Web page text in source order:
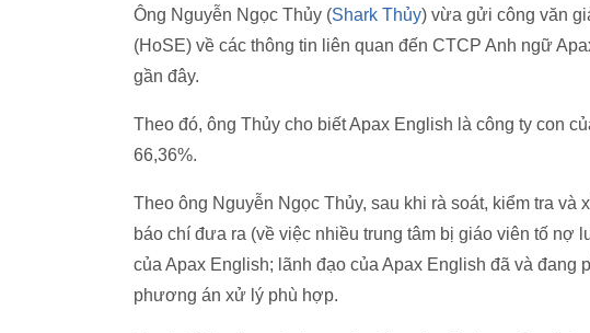
Ông Nguyễn Ngọc Thủy (Shark Thủy) vừa gửi công văn
(HoSE) về các thông tin liên quan đến CTCP Anh ngữ
gần đây.
Theo đó, ông Thủy cho biết Apax English là công ty con
66,36%.
Theo ông Nguyễn Ngọc Thủy, sau khi rà soát, kiểm tra
báo chí đưa ra (về việc nhiều trung tâm bị giáo viên tố nợ
của Apax English; lãnh đạo của Apax English đã và
phương án xử lý phù hợp.